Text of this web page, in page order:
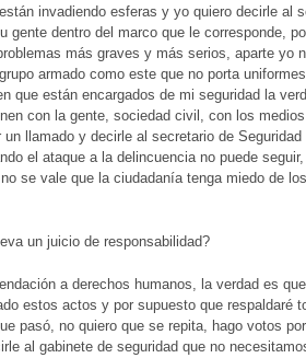
invadiendo esferas y yo quiero decirle al
gente dentro del marco que le corresponde,
más graves y más serios, aparte yo
armado como este que no porta
que están encargados de mi seguridad la
con la gente, sociedad civil, con los
llamado y decirle al secretario de
el ataque a la delincuencia no puede
se vale que la ciudadanía tenga miedo de
un juicio de responsabilidad?
a derechos humanos, la verdad es
estos actos y por supuesto que respaldaré
pasó, no quiero que se repita, hago votos
al gabinete de seguridad que no